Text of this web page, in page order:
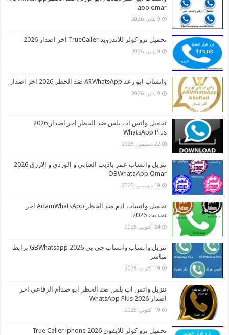
abo omar
9 يناير، 2026
تحميل ترو كولر للاندرويد TrueCaller اخر اصدار 2026
9 يناير، 2026
واتساب ابو رعد ARWhatsApp ضد الحظر 2026 اخر اصدار
9 يناير، 2026
تحميل واتس اب بلس ضد الحظر اخر اصدار 2026
WhatsApp Plus
22 ديسمبر، 2025
تنزيل واتساب عمر باذيب العنابي و الوردي و الازرق 2026
OBWhataApp Omar
19 ديسمبر، 2025
تحميل واتساب ادم ضد الحظر AdamWhatsApp اخر
تحديث 2026
24 أكتوبر، 2025
تنزيل واتساب واتساب جي بي 2026 GBWhatsapp برابط
مباشر
19 أكتوبر، 2025
تنزيل واتس اب بلس ضد الحظر ابو صدام الرفاعي اخر
اصدار 2026 WhatsApp Plus
19 أكتوبر، 2025
تحميل ترو كولر للايفون 2026 True Caller iphone